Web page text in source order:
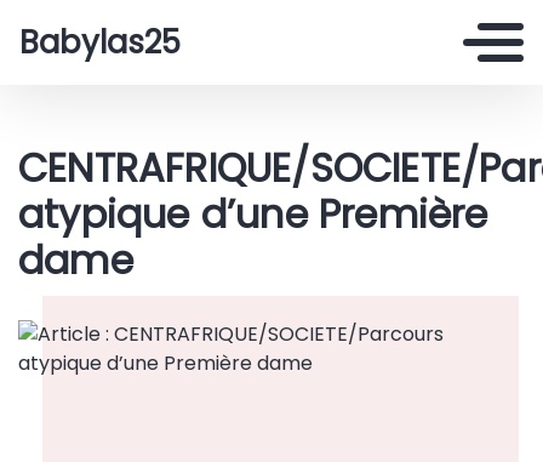
Babylas25
CENTRAFRIQUE/SOCIETE/
atypique d’une Première
dame